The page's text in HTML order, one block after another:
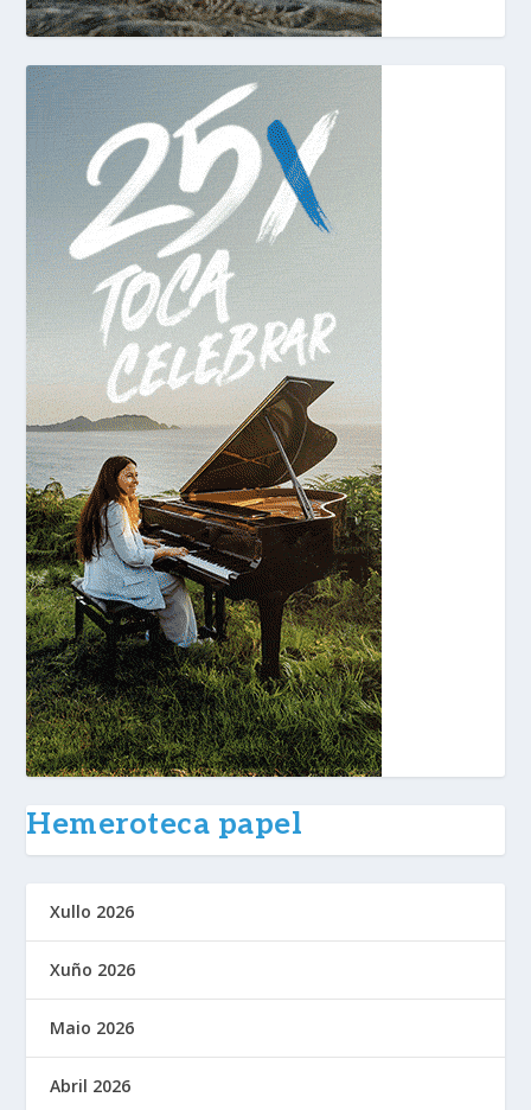
Hemeroteca papel
Xullo 2026
Xuño 2026
Maio 2026
Abril 2026